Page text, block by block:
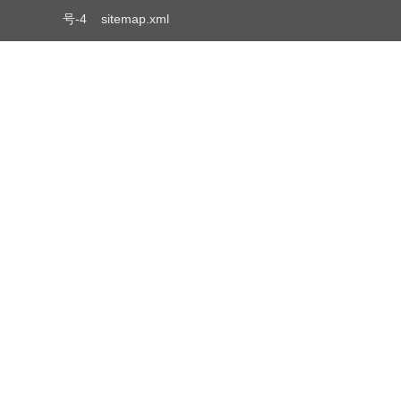
号-4
sitemap.xml